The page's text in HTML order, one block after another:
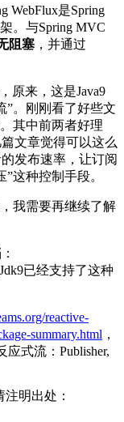
WebFlux是Spring
。与Spring MVC
阻塞 ，并通过
原来，这是Java9
”。刚刚看了好些文
其中前两者好理
文章觉得可以这么
发布速率，让订阅
这种控制手段。
我需要再继续了解
已经支持了这种
reactive-
summary.html ，
式流：Publisher,
明出处：